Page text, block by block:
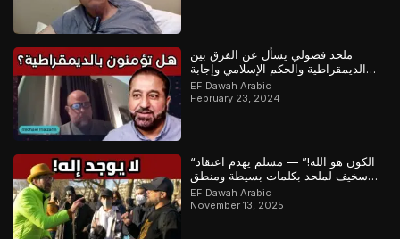
ملحد فضولي يسأل عن الفرق بين
الديمقراطية والحكم الإسلامي وإجابة
رائعة من مسلم
EF Dawah Arabic
February 23, 2024
“الكون هو الله!” — مسلم يهدم اعتقاد
سخيف لملحد بكلمات بسيطة ومنطق
مذهل
EF Dawah Arabic
November 13, 2025